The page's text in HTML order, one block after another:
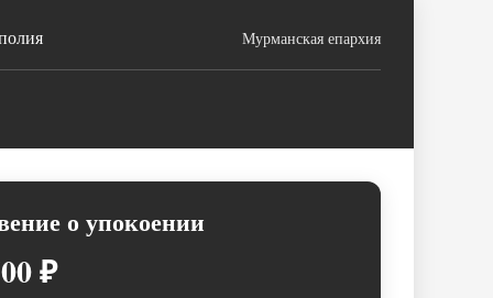
Мурманская епархия
о упокоении
₽